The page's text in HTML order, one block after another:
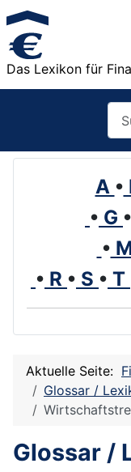
Das Lexikon für
A •
• G •
•
• R • S • T
Aktuelle Seite:
Glossar /
Glossar /